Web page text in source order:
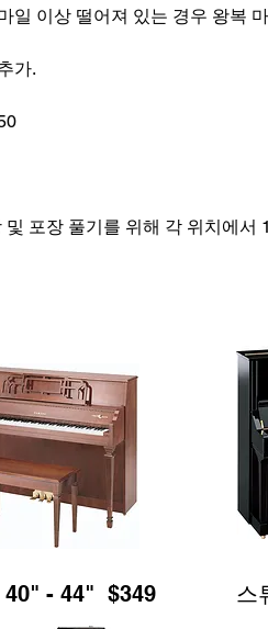
일 이상 떨어져 있는 경우 왕복
가.
포장 풀기를 위해 각 위치에서
40" - 44" $349 스